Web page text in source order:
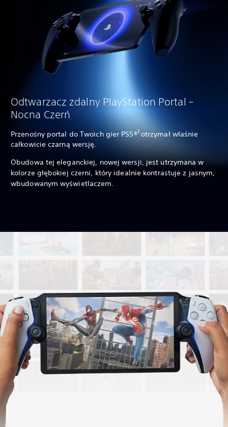
Odtwarzacz zdalny PlayStation Portal –
Nocna Czerń
Przenośny portal do Twoich gier PS5®1 otrzymał właśnie
całkowicie czarną wersję.
Obudowa tej eleganckiej, nowej wersji, jest utrzymana w
kolorze głębokiej czerni, który idealnie kontrastuje z jasnym,
wbudowanym wyświetlaczem.